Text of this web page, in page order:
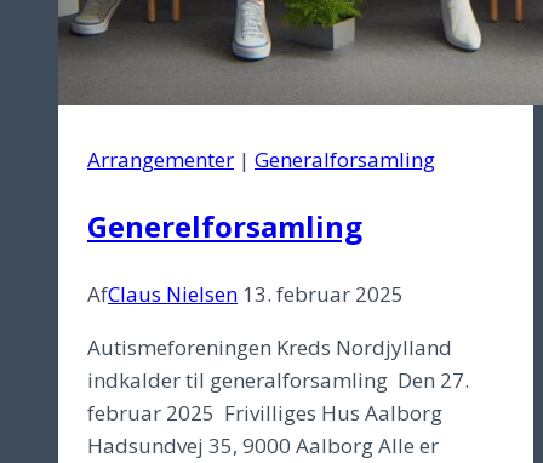
Arrangementer | Generalforsamling
Generelforsamling
AfClaus Nielsen 13. februar 2025
Autismeforeningen Kreds Nordjylland
indkalder til generalforsamling Den 27.
februar 2025 Frivilliges Hus Aalborg
Hadsundvej 35, 9000 Aalborg Alle er